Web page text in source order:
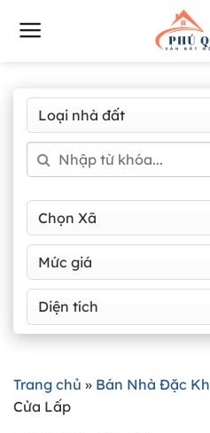
qua
Trang chủ » Bán Nhà Đặc
Cửa Lấp